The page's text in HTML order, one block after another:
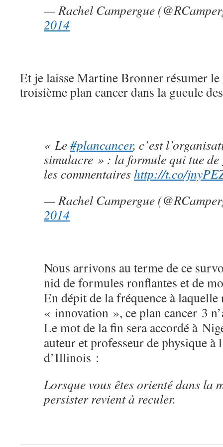
— Rachel Campergue
2014
Et je laisse Martine Bronner résumer le
troisième plan cancer dans la gueule
« Le#plancancer, c’est
simulacre » : la formule qui tue de
les commentaireshttp://t.co/
— Rachel Campergue
2014
Nous arrivons au terme de ce
nid de formules ronflantes et de
En dépit de la fréquence à
« innovation », ce plan cancer 3
Le mot de la fin sera accordé à
auteur et professeur de physique à
d’Illinois :
Lorsque vous êtes orienté dans la
persister revient à reculer.